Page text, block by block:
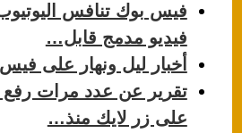
فيس بوك تنافس
فيديو مدمج قابل…
أخبار ليل ونهار على فيس
تقرير عن عدد مرات
على زر لايك منذ…